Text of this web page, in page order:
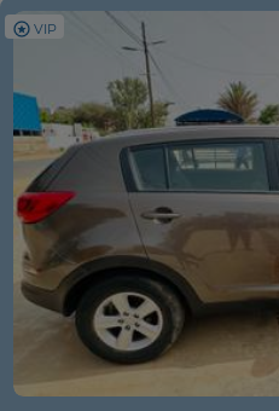
VIP